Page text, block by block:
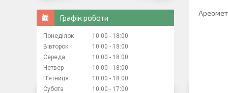
Графік роботи
Понеділок 10:00
18:00
Вівторок
10:00
18:00
Середа
10:00
18:00
Четвер
10:00
18:00
Пʼятниця
10:00
18:00
Субота
10:00
17:00